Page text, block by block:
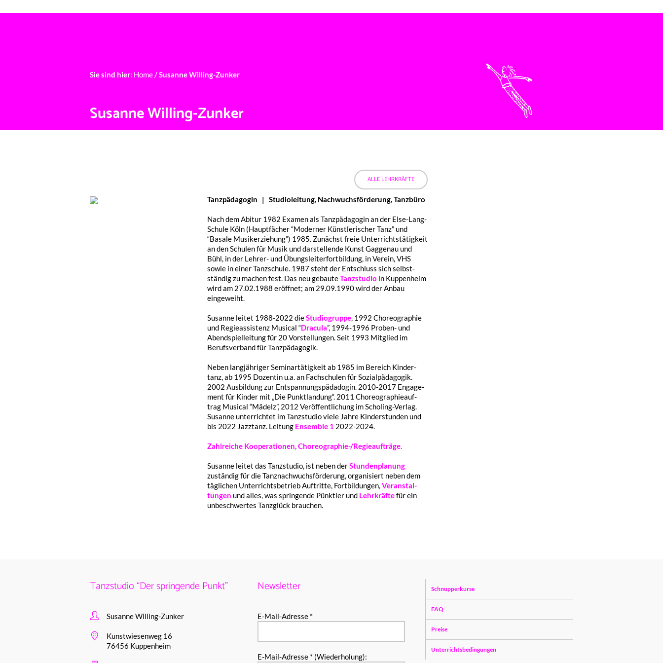
Susanne Willing-Zunker
Sie sind hier: Home/Susanne Willing-Zunker
ALLE LEHR­KRÄF­TE
Tanz­päd­ago­gin | Studio­lei­tung, Nach­wuchs­för­de­rung, Tanzbüro
Nach dem Abitur 1982 Examen als Tanz­päd­ago­gin an der Else-Lang-
Schu­le Köln (Haupt­fä­cher “Moder­ner Künst­le­ri­scher Tanz” und
“Basa­le Musik­erzie­hung”) 1985. Zunächst freie Unter­richts­tä­tig­keit
an den Schu­len für Musik und darstel­len­de Kunst Gagge­nau und
Bühl, in der Lehrer- und Übungs­lei­ter­fort­bil­dung, in Verein, VHS
sowie in einer Tanz­schu­le. 1987 steht der Entschluss sich selbst­
stän­dig zu machen fest. Das neu gebau­teTanz­stu­dio in Kuppen­heim
wird am 27.02.1988 eröff­net; am 29.09.1990 wird der Anbau
eingeweiht.
Susan­ne leitet 1988-2022 dieStudio­grup­pe, 1992 Choreo­gra­phie
und Regie­as­sis­tenz Musi­cal “Dracu­la”, 1994-1996 Proben- und
Abend­spiel­lei­tung für 20 Vorstel­lun­gen. Seit 1993 Mitglied im
Berufs­ver­band für Tanzpädagogik.
Neben lang­jäh­ri­ger Semi­nar­tä­tig­keit ab 1985 im Bereich Kinder­
tanz, ab 1995 Dozen­tin u.a. an Fach­schu­len für Sozi­al­päd­ago­gik.
2002 Ausbil­dung zur Entspan­nungs­päd­ado­gin. 2010-2017 Enga­ge­
ment für Kinder mit „Die Punkt­lan­dung“. 2011 Choreo­gra­phie­auf­
trag Musi­cal “Mädelz”, 2012 Veröf­fent­li­chung im Scho­ling-Verlag.
Susan­ne unter­rich­tet im Tanz­stu­dio viele Jahre Kinder­stun­den und
bis 2022 Jazz­tanz. Leitung Ensem­ble 1 2022-2024.
Zahl­rei­che Koope­ra­tio­nen, Choreo­gra­phie-/Regie­auf­trä­ge.
Susan­ne leitet das Tanz­stu­dio, ist neben derStun­den­pla­nung
zustän­dig für die Tanz­nach­wuchs­för­de­rung, orga­ni­siert neben dem
tägli­chen Unter­richts­be­trieb Auftrit­te, Fort­bil­dun­gen,Veran­stal­
tun­gen und alles, was sprin­gen­de Pünkt­ler und Lehr­kräf­tefür ein
unbe­schwer­tes Tanz­glück brauchen.
Tanzstudio “Der springende Punkt”
Susanne Willing-Zunker
Kunstwiesenweg 16
76456 Kuppenheim
Newsletter
E-Mail-Adresse *
E-Mail-Adresse * (Wiederholung):
Schnupperkurse
FAQ
Preise
Unterrichtsbedingungen